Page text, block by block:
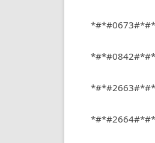
*#*#0842#*#*
*#*#2663#*#*
*#*#2664#*#*